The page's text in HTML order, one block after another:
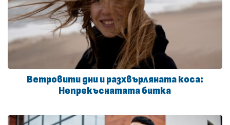
Ветровити дни и разхвърляната коса:
Непрекъснатата битка